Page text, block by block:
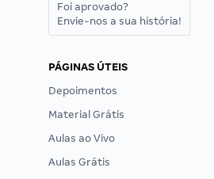
Foi aprovado?
Envie-nos a sua história!
PÁGINAS ÚTEIS
Depoimentos
Material Grátis
Aulas ao Vivo
Aulas Grátis